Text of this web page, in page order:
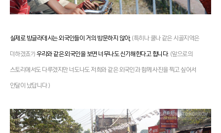
실제로 방글라데시는 외국인들이 거의 방문하지 않아, (특히나 쿨나 같은 시골지역은
더하겠죠?)우리와 같은 외국인을 보면 너무나도 신기해한다고 합니다. (앞으로의
스토리에서도 다루겠지만 너도나도 저희와 같은 외국인과 함께 사진을 찍고 싶어서
안달이 났답니다.)